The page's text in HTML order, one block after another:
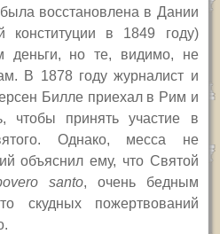
восстановлена в Дании
конституции в 1849 году)
деньги, но те, видимо, не
В 1878 году журналист и
Билле приехал в Рим и
чтобы принять участие в
Однако, месса не
объяснил ему, что Святой
santo, очень бедным
скудных пожертвований